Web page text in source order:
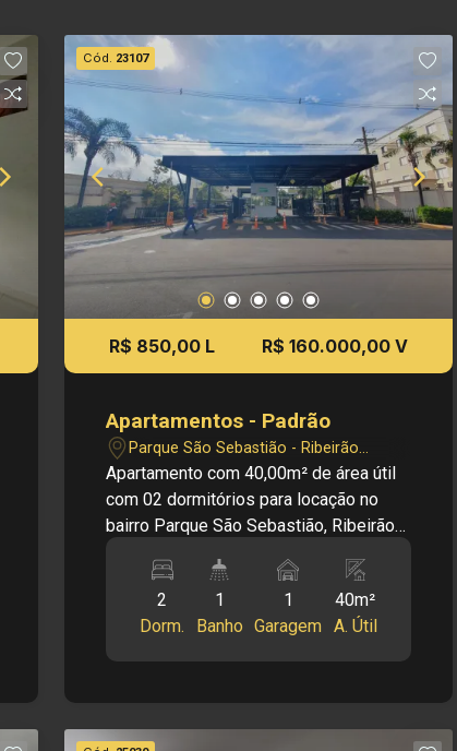
Cód. 23107
R$ 850,00 L R$ 160.000,00 V
Apartamentos - Padrão
Parque São Sebastião - Ribeirão
Preto/SP
Apartamento com 40,00m² de área útil
com 02 dormitórios para locação no
bairro Parque São Sebastião, Ribeirão
região residencial, oferecendo conforto,
praticidade e fácil acesso aos
principais pontos da cidade. Ideal para
quem busca um imóvel funcional, com
localização para o dia a dia. Principais
informações do imóvel: Apartamento
2
Dorm.
1
Banho
1
Garagem
40m²
A. Útil